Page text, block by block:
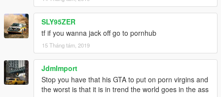
SLY95ZER
tf if you wanna jack off go to pornhub
15 Tháng tám, 2019
JdmImport
Stop you have that his GTA to put on porn virgins and
the worst is that it is in trend the world goes in the ass